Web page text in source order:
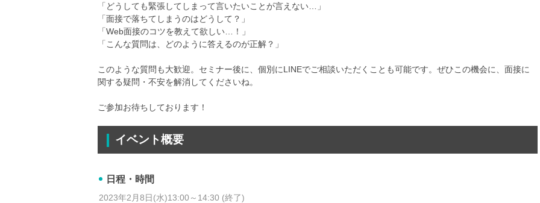
「どうしても緊張してしまって言いたいことが言えない…」
「面接で落ちてしまうのはどうして？」
「Web面接のコツを教えて欲しい…！」
「こんな質問は、どのように答えるのが正解？」
このような質問も大歓迎。セミナー後に、個別にLINEでご相談いただくことも可能です。ぜひこの機会に、面接に
関する疑問・不安を解消してくださいね。
ご参加お待ちしております！
イベント概要
日程・時間
2023年2月8日(水)13:00～14:30 (終了)